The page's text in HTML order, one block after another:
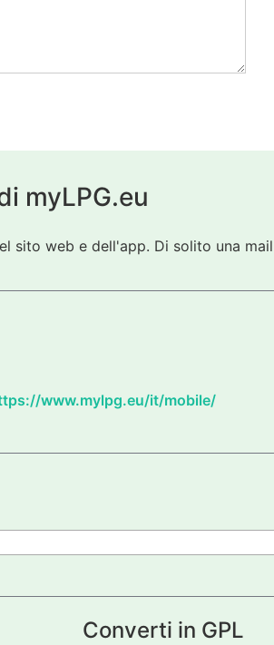
myLPG.eu
sito web e dell'app. Di solito una
www.mylpg.eu/it/mobile/
Converti in GPL